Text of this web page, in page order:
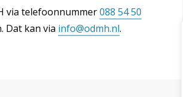
via telefoonnummer088 54 50
Dat kan via info@odmh.nl.